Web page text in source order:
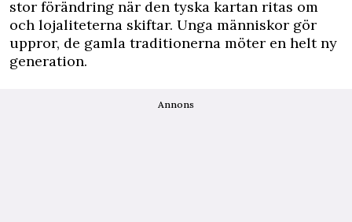
stor förändring när den tyska kartan ritas om
och lojaliteterna skiftar. Unga människor gör
uppror, de gamla traditionerna möter en helt ny
generation.
Annons